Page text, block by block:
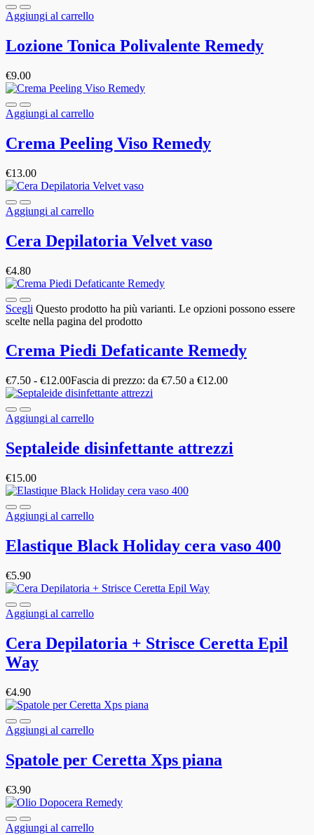
Aggiungi al carrello
Lozione Tonica Polivalente Remedy
€9.00
Aggiungi al carrello
Crema Peeling Viso Remedy
€13.00
Aggiungi al carrello
Cera Depilatoria Velvet vaso
€4.80
Scegli Questo prodotto ha più varianti. Le opzioni possono essere
scelte nella pagina del prodotto
Crema Piedi Defaticante Remedy
€7.50 - €12.00Fascia di prezzo: da €7.50 a €12.00
Aggiungi al carrello
Septaleide disinfettante attrezzi
€15.00
Aggiungi al carrello
Elastique Black Holiday cera vaso 400
€5.90
Aggiungi al carrello
Cera Depilatoria + Strisce Ceretta Epil
Way
€4.90
Aggiungi al carrello
Spatole per Ceretta Xps piana
€3.90
Aggiungi al carrello